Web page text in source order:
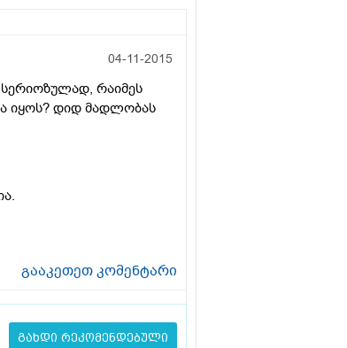
04-11-2015
რაიმეს
იყოს? დიდ მადლობას
გააკეთეთ კომენტარი
გახდი რეკომენდებული